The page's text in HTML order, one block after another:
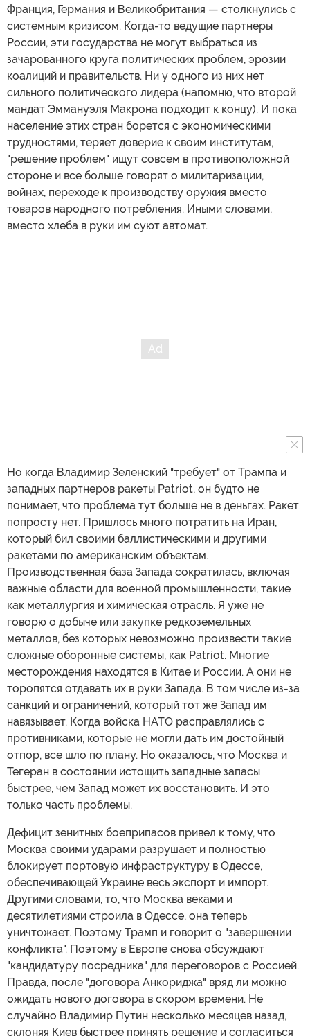
Франция, Германия и Великобритания — столкнулись с
системным кризисом. Когда-то ведущие партнеры
России, эти государства не могут выбраться из
зачарованного круга политических проблем, эрозии
коалиций и правительств. Ни у одного из них нет
сильного политического лидера (напомню, что второй
мандат Эммануэля Макрона подходит к концу). И пока
население этих стран борется с экономическими
трудностями, теряет доверие к своим институтам,
"решение проблем" ищут совсем в противоположной
стороне и все больше говорят о милитаризации,
войнах, переходе к производству оружия вместо
товаров народного потребления. Иными словами,
вместо хлеба в руки им суют автомат.
Но когда Владимир Зеленский "требует" от Трампа и
западных партнеров ракеты Patriot, он будто не
понимает, что проблема тут больше не в деньгах. Ракет
попросту нет. Пришлось много потратить на Иран,
который бил своими баллистическими и другими
ракетами по американским объектам.
Производственная база Запада сократилась, включая
важные области для военной промышленности, такие
как металлургия и химическая отрасль. Я уже не
говорю о добыче или закупке редкоземельных
металлов, без которых невозможно произвести такие
сложные оборонные системы, как Patriot. Многие
месторождения находятся в Китае и России. А они не
торопятся отдавать их в руки Запада. В том числе из-за
санкций и ограничений, который тот же Запад им
навязывает. Когда войска НАТО расправлялись с
противниками, которые не могли дать им достойный
отпор, все шло по плану. Но оказалось, что Москва и
Тегеран в состоянии истощить западные запасы
быстрее, чем Запад может их восстановить. И это
только часть проблемы.
Дефицит зенитных боеприпасов привел к тому, что
Москва своими ударами разрушает и полностью
блокирует портовую инфраструктуру в Одессе,
обеспечивающей Украине весь экспорт и импорт.
Другими словами, то, что Москва веками и
десятилетиями строила в Одессе, она теперь
уничтожает. Поэтому Трамп и говорит о "завершении
конфликта". Поэтому в Европе снова обсуждают
"кандидатуру посредника" для переговоров с Россией.
Правда, после "договора Анкориджа" вряд ли можно
ожидать нового договора в скором времени. Не
случайно Владимир Путин несколько месяцев назад,
склоняя Киев быстрее принять решение и согласиться